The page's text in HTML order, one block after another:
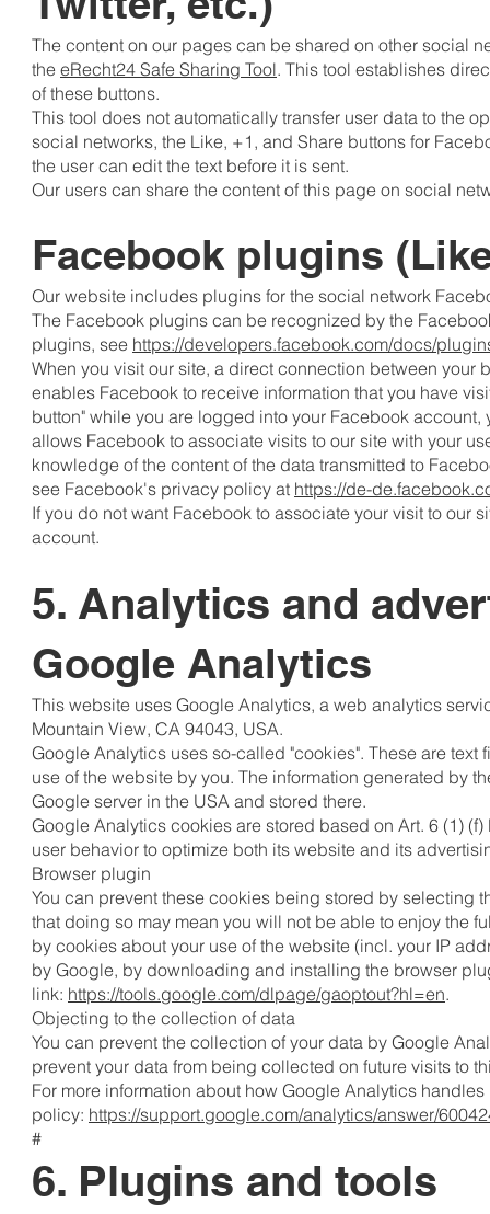
The content on our pages can be shared on other social
the eRecht24 Safe Sharing Tool. This tool establishes
of these buttons.
This tool does not automatically transfer user data to the
social networks, the Like, +1, and Share buttons for
the user can edit the text before it is sent.
Our users can share the content of this page on social
Facebook plugins
Our website includes plugins for the social network
The Facebook plugins can be recognized by the
plugins, see https://developers.facebook.com/docs/
When you visit our site, a direct connection between
enables Facebook to receive information that you have
button" while you are logged into your Facebook
allows Facebook to associate visits to our site with your
knowledge of the content of the data transmitted to
see Facebook's privacy policy at https://de-
If you do not want Facebook to associate your visit to our
account.
5. Analytics and
Google Analytics
This website uses Google Analytics, a web analytics
Mountain View, CA 94043, USA.
Google Analytics uses so-called "cookies". These are
use of the website by you. The information generated by
Google server in the USA and stored there.
Google Analytics cookies are stored based on Art. 6 (1)
user behavior to optimize both its website and its
Browser plugin
You can prevent these cookies being stored by selecting
that doing so may mean you will not be able to enjoy the
by cookies about your use of the website (incl. your IP
by Google, by downloading and installing the browser
link: https://tools.google.com/dlpage/gaoptout?hl=en.
Objecting to the collection of data
You can prevent the collection of your data by Google
prevent your data from being collected on future visits to
For more information about how Google Analytics
policy: https://support.google.com/analytics/answer/
#
6. Plugins and tools